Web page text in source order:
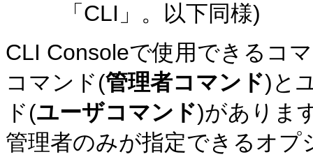
「CLI」。以下同様)
CLI Consoleで使用できるコ
コマンド(管理者コマンド)と
ド(ユーザコマンド)がありま
管理者のみが指定できるオプ